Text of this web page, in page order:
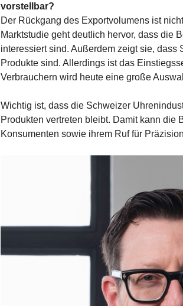
vorstellbar?
Der Rückgang des Exportvolumens ist
Marktstudie geht deutlich hervor, dass die
interessiert sind. Außerdem zeigt sie,
Produkte sind. Allerdings ist das
Verbrauchern wird heute eine große
Wichtig ist, dass die Schweizer
Produkten vertreten bleibt. Damit kann die
Konsumenten sowie ihrem Ruf für